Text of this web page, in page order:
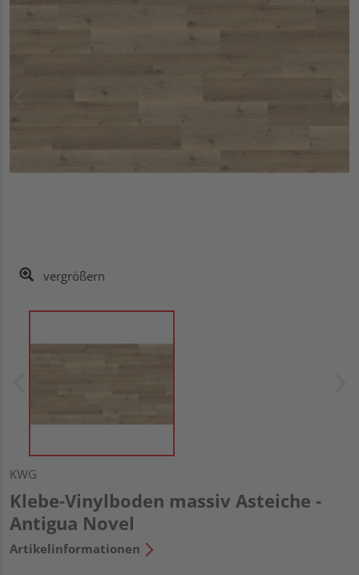
vergrößern
KWG
Klebe-Vinylboden massiv Asteiche -
Antigua Novel
Artikelinformationen